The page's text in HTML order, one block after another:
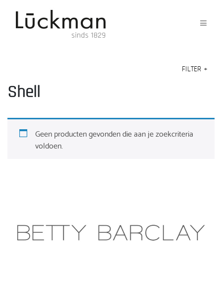
FILTER +
Shell
Geen producten gevonden die aan je zoekcriteria
voldoen.